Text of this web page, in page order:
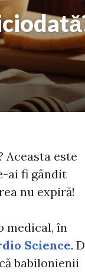
Aceasta este
ai fi gândit
nu expiră!
medical, în
Science.
babilonienii